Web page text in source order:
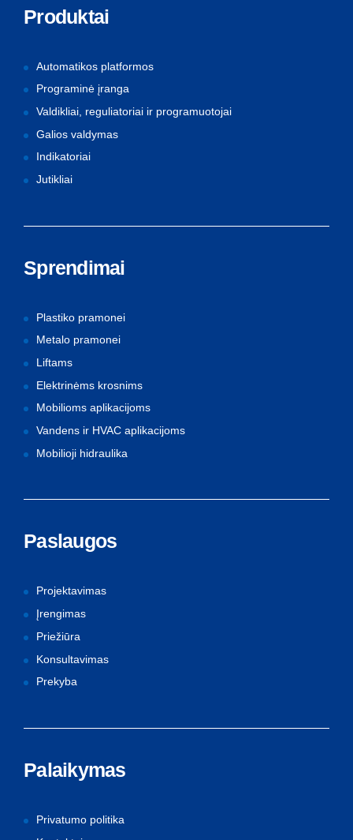
Produktai
Automatikos platformos
Programinė įranga
Valdikliai, reguliatoriai ir programuotojai
Galios valdymas
Indikatoriai
Jutikliai
Sprendimai
Plastiko pramonei
Metalo pramonei
Liftams
Elektrinėms krosnims
Mobilioms aplikacijoms
Vandens ir HVAC aplikacijoms
Mobilioji hidraulika
Paslaugos
Projektavimas
Įrengimas
Priežiūra
Konsultavimas
Prekyba
Palaikymas
Privatumo politika